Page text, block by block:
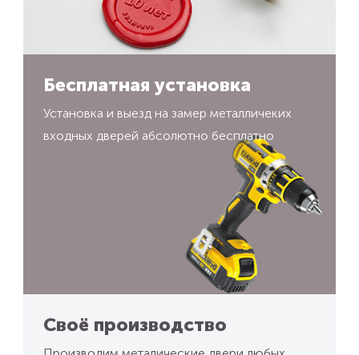
Бесплатная установка
Установка и выезд на замер металличеких
входных дверей абсолютно бесплатно
Своё производство